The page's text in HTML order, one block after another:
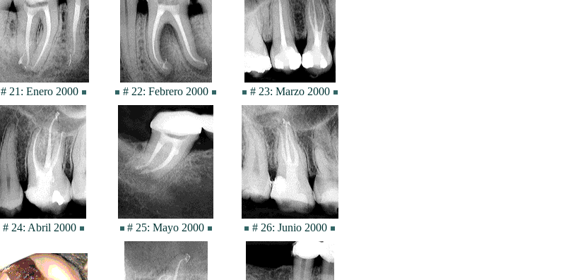
# 21: Enero 2000 # 22: Febrero 2000 # 23: Marzo 2000
# 24: Abril 2000 # 25: Mayo 2000 # 26: Junio 2000